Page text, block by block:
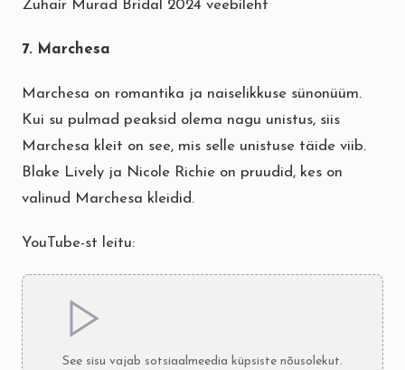
Zuhair Murad Bridal 2024 veebileht
7. Marchesa
Marchesa on romantika ja naiselikkuse sünonüüm.
Kui su pulmad peaksid olema nagu unistus, siis
Marchesa kleit on see, mis selle unistuse täide viib.
Blake Lively ja Nicole Richie on pruudid, kes on
valinud Marchesa kleidid.
YouTube-st leitu:
See sisu vajab sotsiaalmeedia küpsiste nõusolekut.